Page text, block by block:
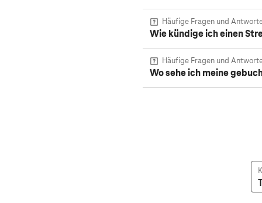
Häufige Fragen und
Wie kündige ich einen
Häufige Fragen und
Wo sehe ich meine